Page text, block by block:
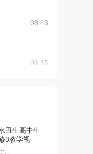
08:43
06:15
丑生高中生
3教学视